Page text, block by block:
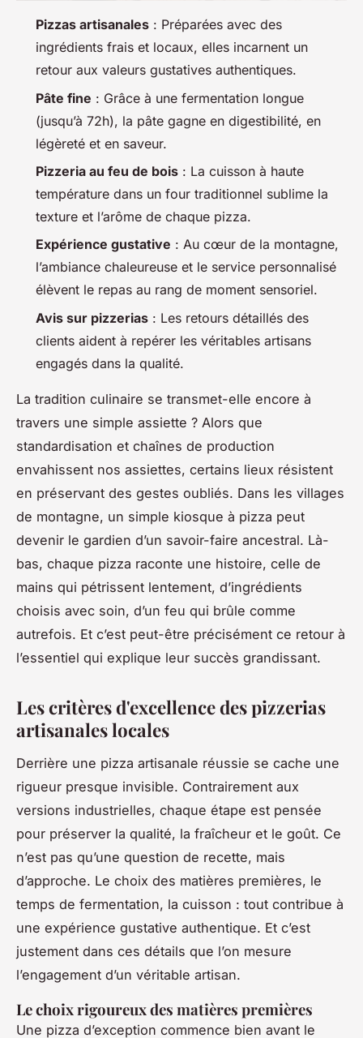
Pizzas artisanales : Préparées avec des
ingrédients frais et locaux, elles incarnent un
retour aux valeurs gustatives authentiques.
Pâte fine : Grâce à une fermentation longue
(jusqu’à 72h), la pâte gagne en digestibilité, en
légèreté et en saveur.
Pizzeria au feu de bois : La cuisson à haute
température dans un four traditionnel sublime la
texture et l’arôme de chaque pizza.
Expérience gustative : Au cœur de la montagne,
l’ambiance chaleureuse et le service personnalisé
élèvent le repas au rang de moment sensoriel.
Avis sur pizzerias : Les retours détaillés des
clients aident à repérer les véritables artisans
engagés dans la qualité.
La tradition culinaire se transmet-elle encore à
travers une simple assiette ? Alors que
standardisation et chaînes de production
envahissent nos assiettes, certains lieux résistent
en préservant des gestes oubliés. Dans les villages
de montagne, un simple kiosque à pizza peut
devenir le gardien d’un savoir-faire ancestral. Là-
bas, chaque pizza raconte une histoire, celle de
mains qui pétrissent lentement, d’ingrédients
choisis avec soin, d’un feu qui brûle comme
autrefois. Et c’est peut-être précisément ce retour à
l’essentiel qui explique leur succès grandissant.
Les critères d'excellence des pizzerias
artisanales locales
Derrière une pizza artisanale réussie se cache une
rigueur presque invisible. Contrairement aux
versions industrielles, chaque étape est pensée
pour préserver la qualité, la fraîcheur et le goût. Ce
n’est pas qu’une question de recette, mais
d’approche. Le choix des matières premières, le
temps de fermentation, la cuisson : tout contribue à
une expérience gustative authentique. Et c’est
justement dans ces détails que l’on mesure
l’engagement d’un véritable artisan.
Le choix rigoureux des matières premières
Une pizza d’exception commence bien avant le